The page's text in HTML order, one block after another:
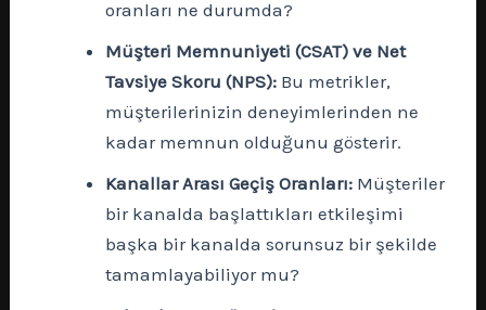
oranları ne durumda?
Müşteri Memnuniyeti (CSAT) ve Net
Tavsiye Skoru (NPS): Bu metrikler,
müşterilerinizin deneyimlerinden ne
kadar memnun olduğunu gösterir.
Kanallar Arası Geçiş Oranları: Müşteriler
bir kanalda başlattıkları etkileşimi
başka bir kanalda sorunsuz bir şekilde
tamamlayabiliyor mu?